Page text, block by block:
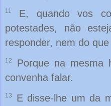
11
E, quando vos
potestades, não
responder, nem do
12
Porque na mesma
convenha falar.
13
E disse-lhe um da